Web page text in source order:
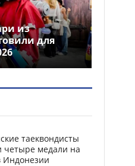
из
для
таеквондисты
четыре медали на
Индонезии